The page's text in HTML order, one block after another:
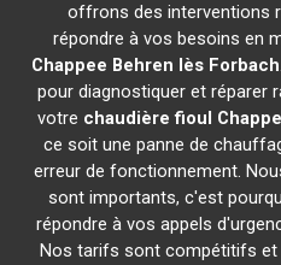
offrons des interventions
répondre à vos besoins en
Chappee Behren lès Forbach
pour diagnostiquer et réparer
votre chaudière fioul
ce soit une panne de
erreur de fonctionnement.
sont importants, c'est
répondre à vos appels
Nos tarifs sont compétitifs